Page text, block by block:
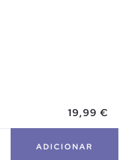
19,99 €
ADICIONAR